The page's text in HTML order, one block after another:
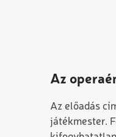
Az
Az előadás
játékmester.